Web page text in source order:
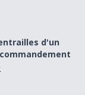
d'un